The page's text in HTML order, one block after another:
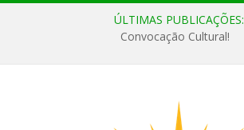
ÚLTIMAS PUBLICAÇÕES:
Convocação Cultural!